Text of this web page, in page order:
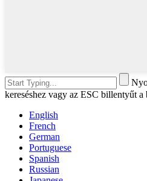
kereséshez vagy az ESC billentyűt a
English
French
German
Portuguese
Spanish
Russian